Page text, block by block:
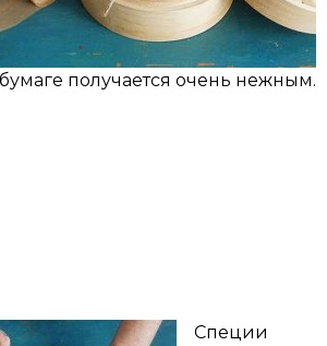
получается очень нежным.
Специи